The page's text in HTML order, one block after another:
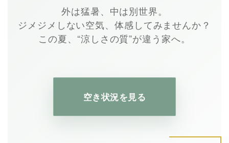
外は猛暑、中は別世界。
ジメジメしない空気、体感してみませんか？
この夏、“涼しさの質”が違う家へ。
空き状況を見る